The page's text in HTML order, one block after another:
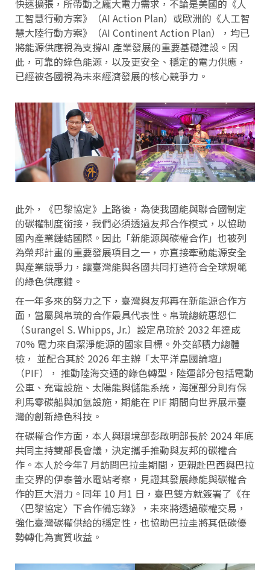
快速擴張，所帶動之龐大電力需求，不論是美國的《人
工智慧行動方案》（AI Action Plan）或歐洲的《人工智
慧大陸行動方案》（AI Continent Action Plan），均已
將能源供應視為支撐AI 產業發展的重要基礎建設。因
此，可靠的綠色能源，以及更安全、穩定的電力供應，
已經被各國視為未來經濟發展的核心競爭力。
此外，《巴黎協定》上路後，為使我國能與聯合國制定
的碳權制度銜接，我們必須透過友邦合作模式，以協助
國內產業鏈結國際。因此「新能源與碳權合作」也被列
為榮邦計畫的重要發展項目之一，亦直接牽動能源安全
與產業競爭力，讓臺灣能與各國共同打造符合全球規範
的綠色供應鏈。
在一年多來的努力之下，臺灣與友邦再在新能源合作方
面，當屬與帛琉的合作最具代表性。帛琉總統惠恕仁
（Surangel S. Whipps, Jr.）設定帛琉於 2032 年達成
70% 電力來自潔淨能源的國家目標。外交部積力總體
檢， 並配合其於 2026 年主辦「太平洋島國論壇」
（PIF）， 推動陸海交通的綠色轉型，陸運部分包括電動
公車、充電設施、太陽能與儲能系統，海運部分則有保
利馬零碳船與加氫設施，期能在 PIF 期間向世界展示臺
灣的創新綠色科技。
在碳權合作方面，本人與環境部彭啟明部長於 2024 年底
共同主持雙部長會議，決定攜手推動與友邦的碳權合
作。本人於今年7 月訪問巴拉圭期間，更親赴巴西與巴拉
圭交界的伊泰普水電站考察，見證其發展綠能與碳權合
作的巨大潛力。同年 10 月1 日，臺巴雙方就簽署了《在
〈巴黎協定〉下合作備忘錄》，未來將透過碳權交易，
強化臺灣碳權供給的穩定性，也協助巴拉圭將其低碳優
勢轉化為實質收益。